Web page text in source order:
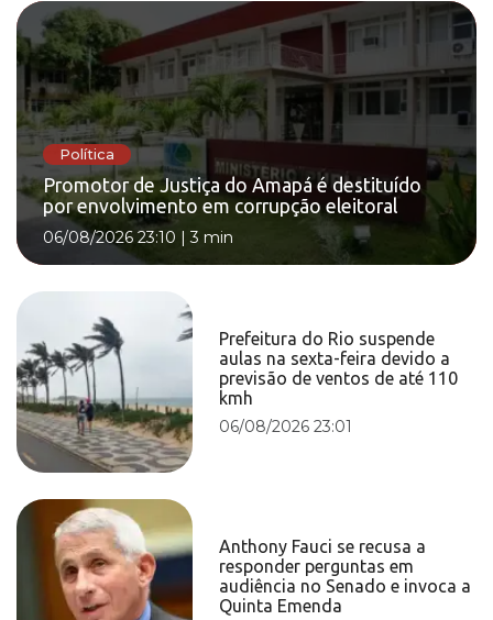
Política
Promotor de Justiça do Amapá é destituído
por envolvimento em corrupção eleitoral
06/08/2026 23:10 |3 min
Prefeitura do Rio suspende
aulas na sexta-feira devido a
previsão de ventos de até 110
kmh
06/08/2026 23:01
Anthony Fauci se recusa a
responder perguntas em
audiência no Senado e invoca a
Quinta Emenda